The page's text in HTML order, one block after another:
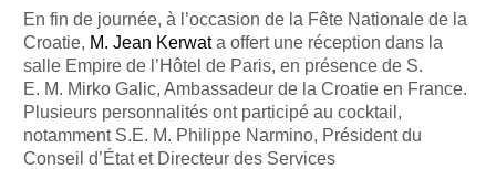
En fin de journée, à l’occasion de la Fête Nationale de la
Croatie, M. Jean Kerwata offert une réception dans la
salle Empire de l’Hôtel de Paris, en présence de S.
E. M. Mirko Galic, Ambassadeur de la Croatie en France.
Plusieurs personnalités ont participé au cocktail,
notamment S.E. M. Philippe Narmino, Président du
Conseil d’État et Directeur des Services